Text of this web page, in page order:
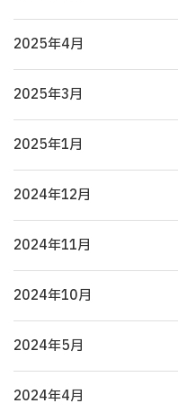
2025年4月
2025年3月
2025年1月
2024年12月
2024年11月
2024年10月
2024年5月
2024年4月